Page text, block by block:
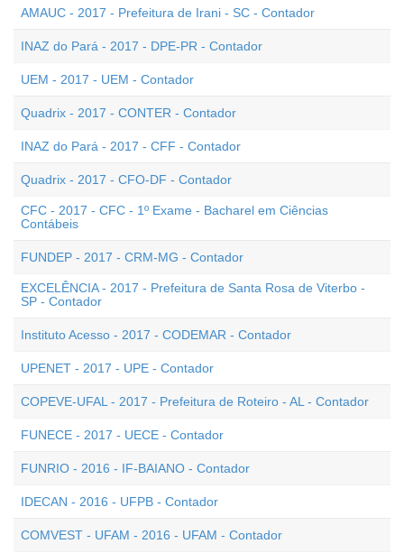
AMAUC - 2017 - Prefeitura de Irani - SC - Contador
INAZ do Pará - 2017 - DPE-PR - Contador
UEM - 2017 - UEM - Contador
Quadrix - 2017 - CONTER - Contador
INAZ do Pará - 2017 - CFF - Contador
Quadrix - 2017 - CFO-DF - Contador
CFC - 2017 - CFC - 1º Exame - Bacharel em Ciências
Contábeis
FUNDEP - 2017 - CRM-MG - Contador
EXCELÊNCIA - 2017 - Prefeitura de Santa Rosa de Viterbo -
SP - Contador
Instituto Acesso - 2017 - CODEMAR - Contador
UPENET - 2017 - UPE - Contador
COPEVE-UFAL - 2017 - Prefeitura de Roteiro - AL - Contador
FUNECE - 2017 - UECE - Contador
FUNRIO - 2016 - IF-BAIANO - Contador
IDECAN - 2016 - UFPB - Contador
COMVEST - UFAM - 2016 - UFAM - Contador